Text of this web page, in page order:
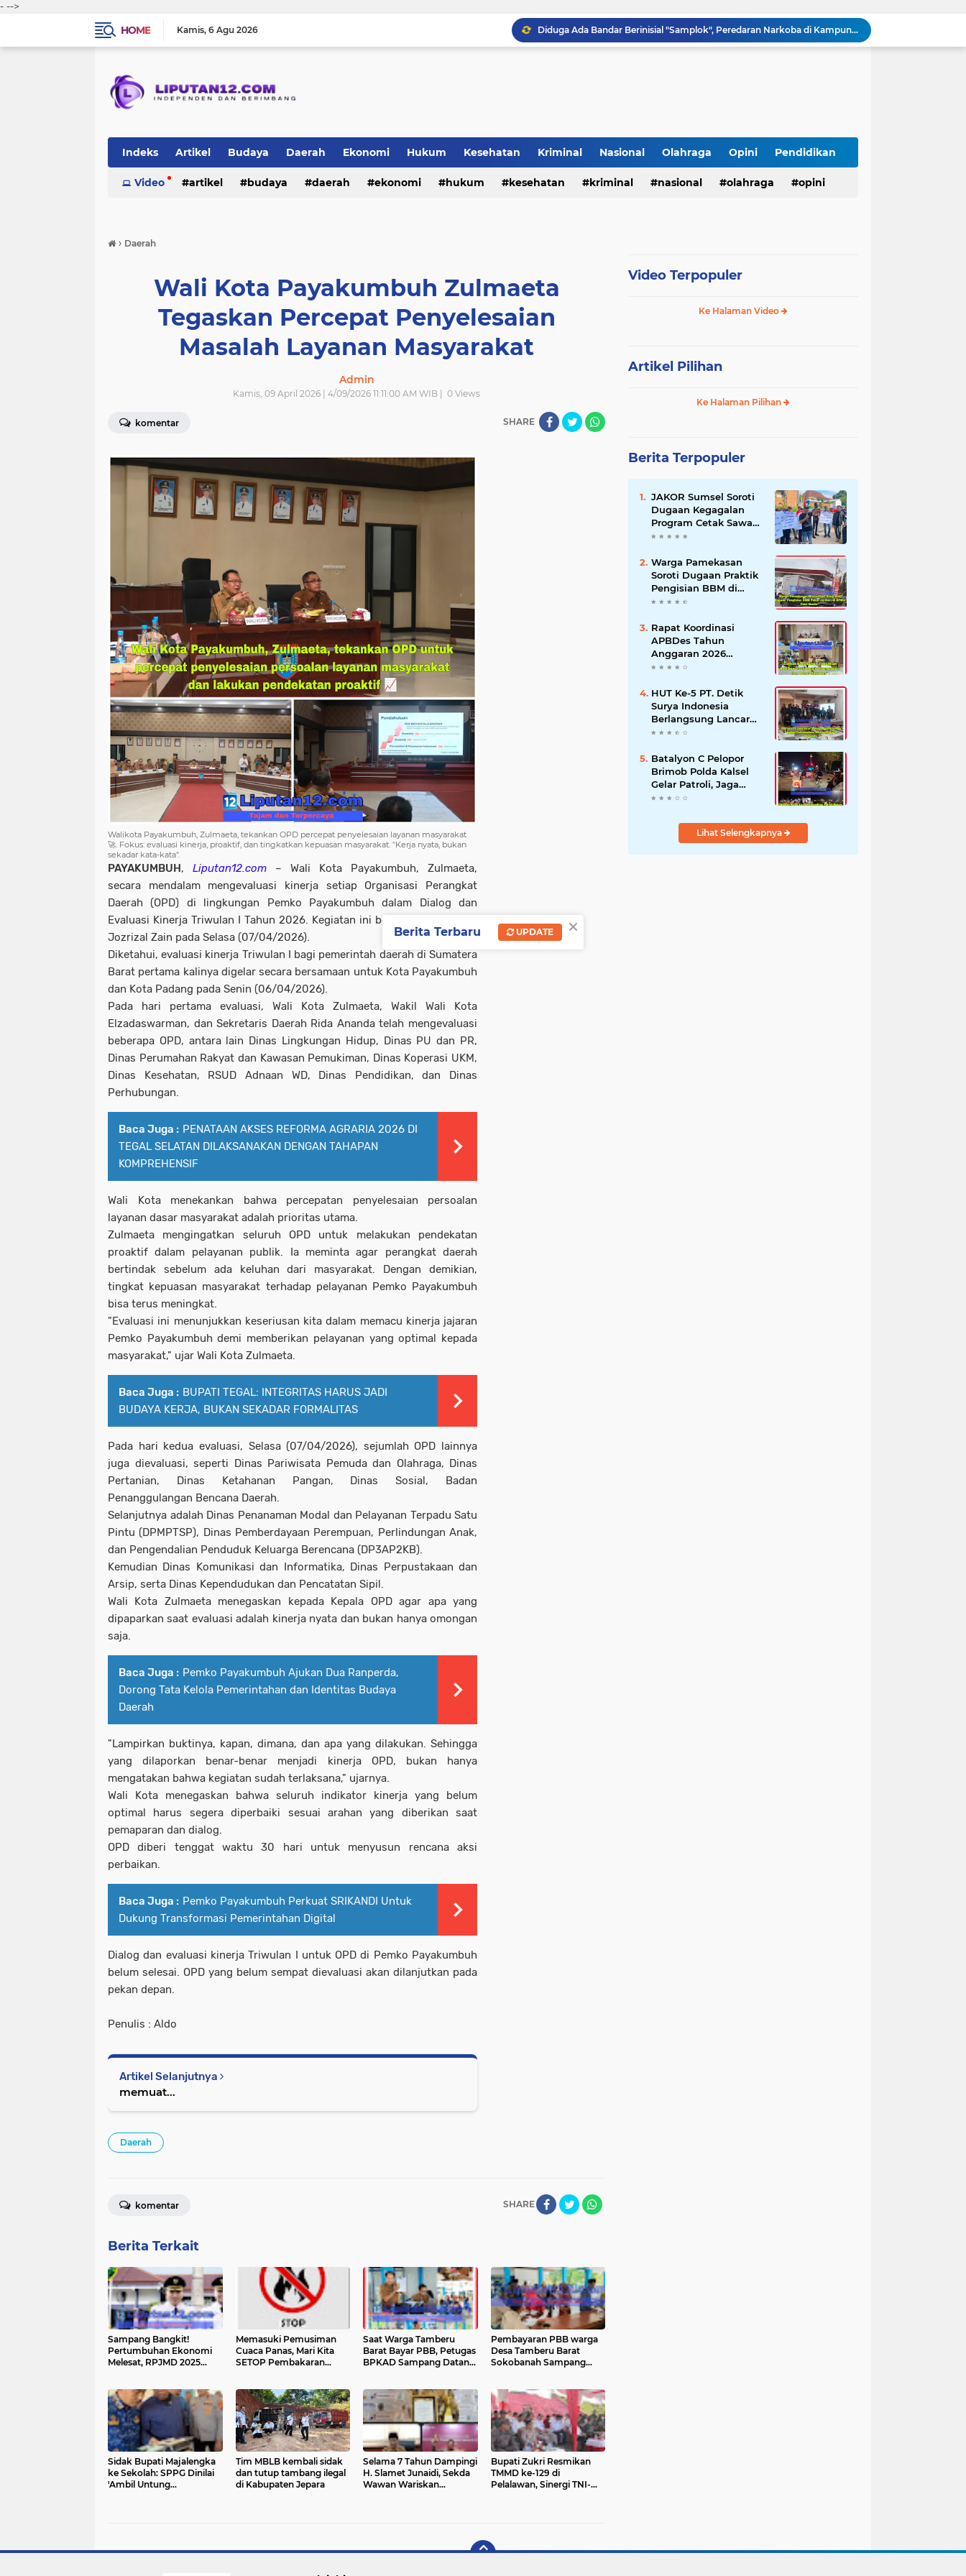
- -->
HOME
Kamis 6 Agu 2026
KEGIATA COFEE MORNING DAN SILATURAHMI POLSEK SADU BERSAMA MEDIA/LSM DI KECAMATAN SADU.
Perkuat Deteksi Dini Gangguan Kamtib, Lapas Pasir Pangarayan dan TNI Gelar Razia Gabungan, Seluruh Hasil Tes Urine Negatif
Direktur RSUD dr. Muhammad Soewandhie Surabaya Diduga Tolak Berkas Permohonan Kuasa Hukum Ahli Waris, Kasus Dugaan Kelalaian Medis Memanas
Indeks Artikel Budaya Daerah Ekonomi Hukum Kesehatan Kriminal Nasional Olahraga Opini Pendidikan
Peristiwa Politik TNI-Polri sosial
Video artikel budaya daerah ekonomi hukum kesehatan kriminal nasional olahraga opini
› Daerah
Wali Kota Payakumbuh Zulmaeta
Tegaskan Percepat Penyelesaian
Masalah Layanan Masyarakat
Admin
Kamis, 09 April 2026 | 4/09/2026 11:11:00 AM WIB | 0 Views
komentar SHARE
Walikota Payakumbuh, Zulmaeta, tekankan OPD percepat penyelesaian layanan masyarakat
🚀. Fokus: evaluasi kinerja, proaktif, dan tingkatkan kepuasan masyarakat. "Kerja nyata, bukan
sekadar kata-kata".
PAYAKUMBUH, Liputan12.com – Wali Kota Payakumbuh, Zulmaeta,
secara mendalam mengevaluasi kinerja setiap Organisasi Perangkat
Daerah (OPD) di lingkungan Pemko Payakumbuh dalam Dialog dan
Evaluasi Kinerja Triwulan I Tahun 2026. Kegiatan ini berlangsung di Aula
Jozrizal Zain pada Selasa (07/04/2026).
Diketahui, evaluasi kinerja Triwulan I bagi pemerintah daerah di Sumatera
Barat pertama kalinya digelar secara bersamaan untuk Kota Payakumbuh
dan Kota Padang pada Senin (06/04/2026).
Pada hari pertama evaluasi, Wali Kota Zulmaeta, Wakil Wali Kota
Elzadaswarman, dan Sekretaris Daerah Rida Ananda telah mengevaluasi
beberapa OPD, antara lain Dinas Lingkungan Hidup, Dinas PU dan PR,
Dinas Perumahan Rakyat dan Kawasan Pemukiman, Dinas Koperasi UKM,
Dinas Kesehatan, RSUD Adnaan WD, Dinas Pendidikan, dan Dinas
Perhubungan.
Baca Juga : PENATAAN AKSES REFORMA AGRARIA 2026 DI
TEGAL SELATAN DILAKSANAKAN DENGAN TAHAPAN
KOMPREHENSIF
Wali Kota menekankan bahwa percepatan penyelesaian persoalan
layanan dasar masyarakat adalah prioritas utama.
Zulmaeta mengingatkan seluruh OPD untuk melakukan pendekatan
proaktif dalam pelayanan publik. Ia meminta agar perangkat daerah
bertindak sebelum ada keluhan dari masyarakat. Dengan demikian,
tingkat kepuasan masyarakat terhadap pelayanan Pemko Payakumbuh
bisa terus meningkat.
"Evaluasi ini menunjukkan keseriusan kita dalam memacu kinerja jajaran
Pemko Payakumbuh demi memberikan pelayanan yang optimal kepada
masyarakat," ujar Wali Kota Zulmaeta.
Baca Juga : BUPATI TEGAL: INTEGRITAS HARUS JADI
BUDAYA KERJA, BUKAN SEKADAR FORMALITAS
Pada hari kedua evaluasi, Selasa (07/04/2026), sejumlah OPD lainnya
juga dievaluasi, seperti Dinas Pariwisata Pemuda dan Olahraga, Dinas
Pertanian, Dinas Ketahanan Pangan, Dinas Sosial, Badan
Penanggulangan Bencana Daerah.
Selanjutnya adalah Dinas Penanaman Modal dan Pelayanan Terpadu Satu
Pintu (DPMPTSP), Dinas Pemberdayaan Perempuan, Perlindungan Anak,
dan Pengendalian Penduduk Keluarga Berencana (DP3AP2KB).
Kemudian Dinas Komunikasi dan Informatika, Dinas Perpustakaan dan
Arsip, serta Dinas Kependudukan dan Pencatatan Sipil.
Wali Kota Zulmaeta menegaskan kepada Kepala OPD agar apa yang
dipaparkan saat evaluasi adalah kinerja nyata dan bukan hanya omongan
saja.
Baca Juga : Pemko Payakumbuh Ajukan Dua Ranperda,
Dorong Tata Kelola Pemerintahan dan Identitas Budaya
Daerah
"Lampirkan buktinya, kapan, dimana, dan apa yang dilakukan. Sehingga
yang dilaporkan benar-benar menjadi kinerja OPD, bukan hanya
mengatakan bahwa kegiatan sudah terlaksana," ujarnya.
Wali Kota menegaskan bahwa seluruh indikator kinerja yang belum
optimal harus segera diperbaiki sesuai arahan yang diberikan saat
pemaparan dan dialog.
OPD diberi tenggat waktu 30 hari untuk menyusun rencana aksi
perbaikan.
Baca Juga : Pemko Payakumbuh Perkuat SRIKANDI Untuk
Dukung Transformasi Pemerintahan Digital
Dialog dan evaluasi kinerja Triwulan I untuk OPD di Pemko Payakumbuh
belum selesai. OPD yang belum sempat dievaluasi akan dilanjutkan pada
pekan depan.
Penulis : Aldo
Artikel Selanjutnya
memuat...
Daerah
SHARE
komentar
Berita Terkait
Sampang Bangkit!
Pertumbuhan Ekonomi
Melesat, RPJMD 2025
Memasuki Pemusiman
Cuaca Panas, Mari Kita
SETOP Pembakaran
Pelaku
Saat Warga Tamberu
Barat Bayar PBB, Petugas
BPKAD Sampang Datang
Pembayaran PBB warga
Desa Tamberu Barat
Sokobanah Sampang
Pembayaran
Sidak Bupati Majalengka
ke Sekolah: SPPG Dinilai
'Ambil Untung
Tim MBLB kembali sidak
dan tutup tambang ilegal
di Kabupaten Jepara
Selama 7 Tahun Dampingi
H. Slamet Junaidi, Sekda
Wawan Wariskan
Bupati Zukri Resmikan
TMMD ke-129 di
Pelalawan, Sinergi TNI-
Video Terpopuler
Ke Halaman Video
Artikel Pilihan
Ke Halaman Pilihan
Berita Terpopuler
JAKOR Sumsel Soroti
Dugaan Kegagalan
Program Cetak Sawah
Rp105 Miliar di Ogan
Pertanian Mundur
Warga Pamekasan
Soroti Dugaan Praktik
Pengisian BBM di
SPBU Cem Manis,
Pengawasan
Rapat Koordinasi
APBDes Tahun
Anggaran 2026
Semester II,
Sokobanah Libatkan 12
Desa
HUT Ke-5 PT. Detik
Surya Indonesia
Berlangsung Lancar
dan Profesional,
Wartawan
Batalyon C Pelopor
Brimob Polda Kalsel
Gelar Patroli, Jaga
Tabalong Tetap Aman
Lihat Selengkapnya
×
Berita Terbaru UPDATE